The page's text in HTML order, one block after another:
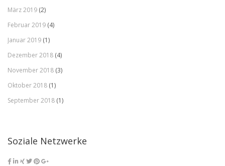
März 2019 (2)
Februar 2019 (4)
Januar 2019 (1)
Dezember 2018 (4)
November 2018 (3)
Oktober 2018 (1)
September 2018 (1)
Soziale Netzwerke